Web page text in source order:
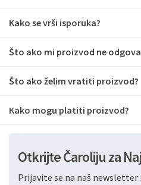
Kako se vrši isporuka?
Što ako mi proizvod ne
Što ako želim vratiti proizvod?
Kako mogu platiti proizvod?
Otkrijte Čaroliju za
Prijavite se na naš